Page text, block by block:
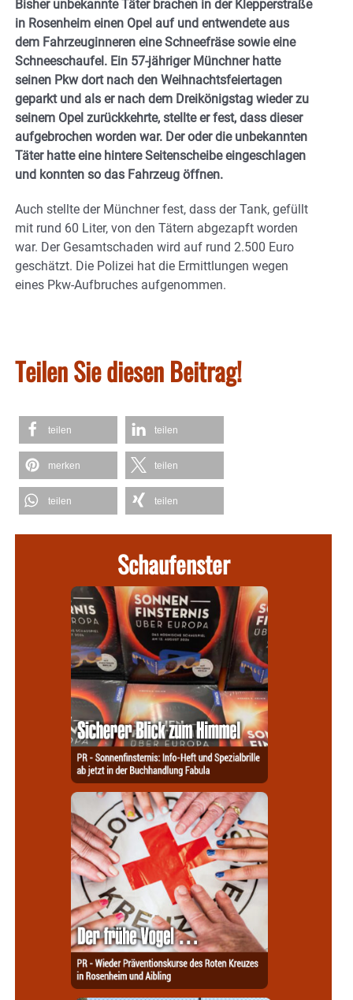
Bisher unbekannte Täter brachen in der Klepperstraße
in Rosenheim einen Opel auf und entwendete aus
dem Fahrzeuginneren eine Schneefräse sowie eine
Schneeschaufel. Ein 57-jähriger Münchner hatte
seinen Pkw dort nach den Weihnachtsfeiertagen
geparkt und als er nach dem Dreikönigstag wieder zu
seinem Opel zurückkehrte, stellte er fest, dass dieser
aufgebrochen worden war. Der oder die unbekannten
Täter hatte eine hintere Seitenscheibe eingeschlagen
und konnten so das Fahrzeug öffnen.
Auch stellte der Münchner fest, dass der Tank, gefüllt
mit rund 60 Liter, von den Tätern abgezapft worden
war. Der Gesamtschaden wird auf rund 2.500 Euro
geschätzt. Die Polizei hat die Ermittlungen wegen
eines Pkw-Aufbruches aufgenommen.
Teilen Sie diesen Beitrag!
teilen teilen
merken teilen
teilen teilen
Schaufenster